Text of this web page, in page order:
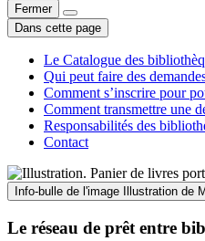
Fermer
Dans cette page
Le Catalogue des
Qui peut faire des
Comment s’inscrire pour
Comment transmettre une
Responsabilités des
Contact
Info-bulle de l'image Illustration de
Le réseau de prêt entre